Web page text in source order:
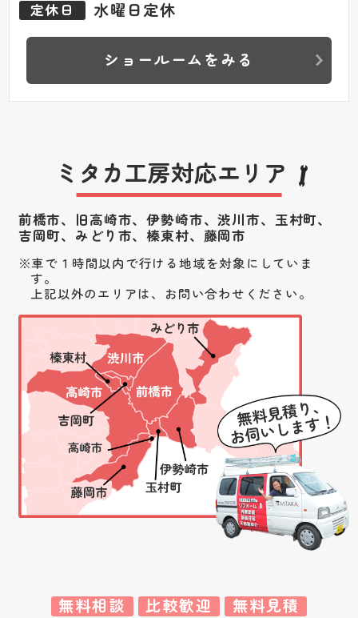
定休日 水曜日定休
ショールームをみる
ミタカ工房対応エリア
前橋市、旧高崎市、伊勢崎市、渋川市、 玉村町、
吉岡町、みどり市、榛東村、藤岡市
車で１時間以内で行ける地域を対象にしていま
す。
上記以外のエリアは、お問い合わせください。
無料相談 比較歓迎
無料見積